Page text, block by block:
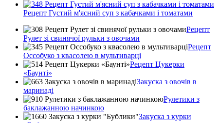
Рецепт Густий м'ясний суп з кабачками і томатами
Рецепт
Рулет зі свинячої рульки з овочами
Рецепт
Оссобуко з квасолею в мультиварці
Рецепт Цукерки
«Баунті»
Закуска з овочів в
маринаді
Рулетики з
баклажанною начинкою
Закуска з курки